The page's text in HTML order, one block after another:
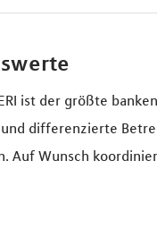
ist der größte
differenzierte
Auf Wunsch